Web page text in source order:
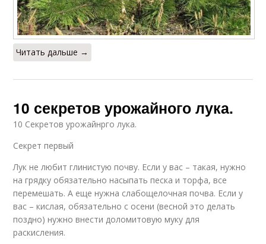
Читать дальше →
10 секретов урожайного лука.
10 Секретов урожайнрго лука.
Секрет первый
Лук не любит глинистую почву. Если у вас – такая, нужно
на грядку обязательно насыпать песка и торфа, все
перемешать. А еще нужна слабощелочная почва. Если у
вас – кислая, обязательно с осени (весной это делать
поздно) нужно внести доломитовую муку для
раскисления.